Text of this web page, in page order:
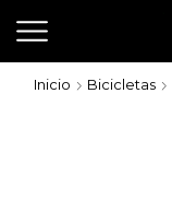
Inicio Bicicletas